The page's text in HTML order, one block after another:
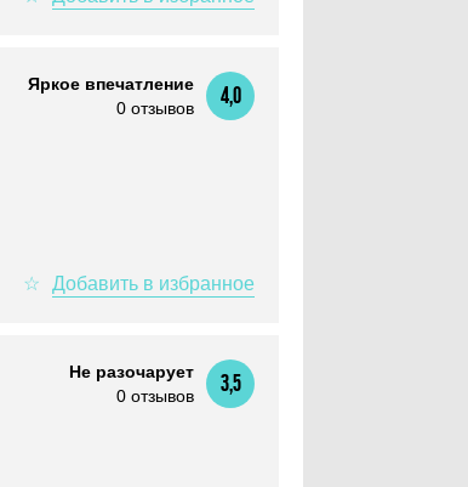
Яркое впечатление
0 отзывов
4,0
Не разочарует
0 отзывов
3,5